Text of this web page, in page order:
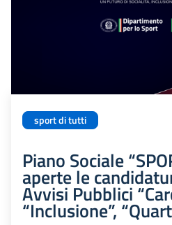
sport di tutti
Piano Sociale
aperte le
Avvisi Pubblici
“Inclusione”,